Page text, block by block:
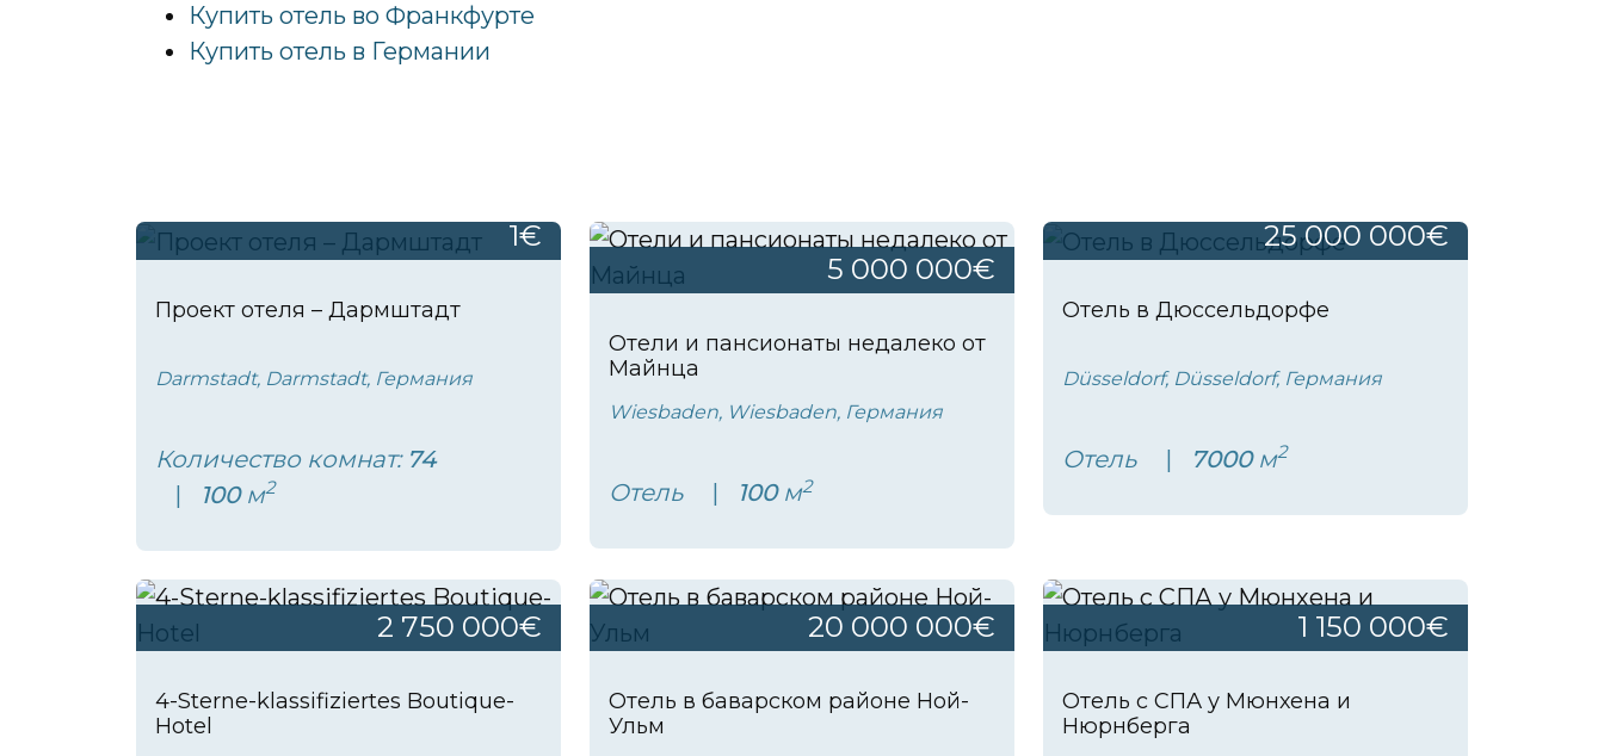
Купить отель во Франкфурте
Купить отель в Германии
1€
Проект отеля – Дармштадт
Darmstadt, Darmstadt, Германия
Количество комнат: 74
100м2
5 000 000€
Отели и пансионаты недалеко от
Майнца
Wiesbaden, Wiesbaden, Германия
Отель 100м2
25 000 000€
Отель в Дюссельдорфе
Düsseldorf, Düsseldorf, Германия
Отель 7000м2
2 750 000€
4-Sterne-klassifiziertes Boutique-
Hotel
20 000 000€
Отель в баварском районе Ной-
Ульм
1 150 000€
Отель с СПА у Мюнхена и
Нюрнберга